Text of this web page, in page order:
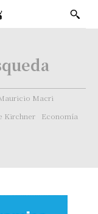
Macri
Kirchner
Economía